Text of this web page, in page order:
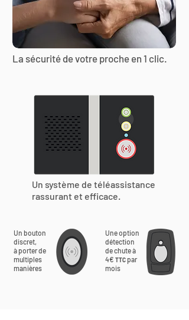
La sécurité de votre proche en 1 clic.
Un système de téléassistance
rassurant et efficace.
Un bouton
discret,
à porter de
multiples
manières
Une option
détection
de chute à
4€ TTC par
mois